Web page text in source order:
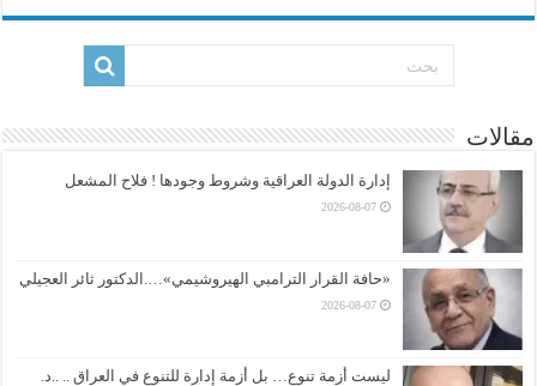
مقالات
إدارة الدولة العراقية وشروط وجودها ! فلاح المشعل
2026-08-07
«حافة القرار الترامبي الهيروشيمي»….الدكتور ثائر العجيلي
2026-08-07
ليست أزمة تنوع… بل أزمة إدارة للتنوع في العراق .. ..د.